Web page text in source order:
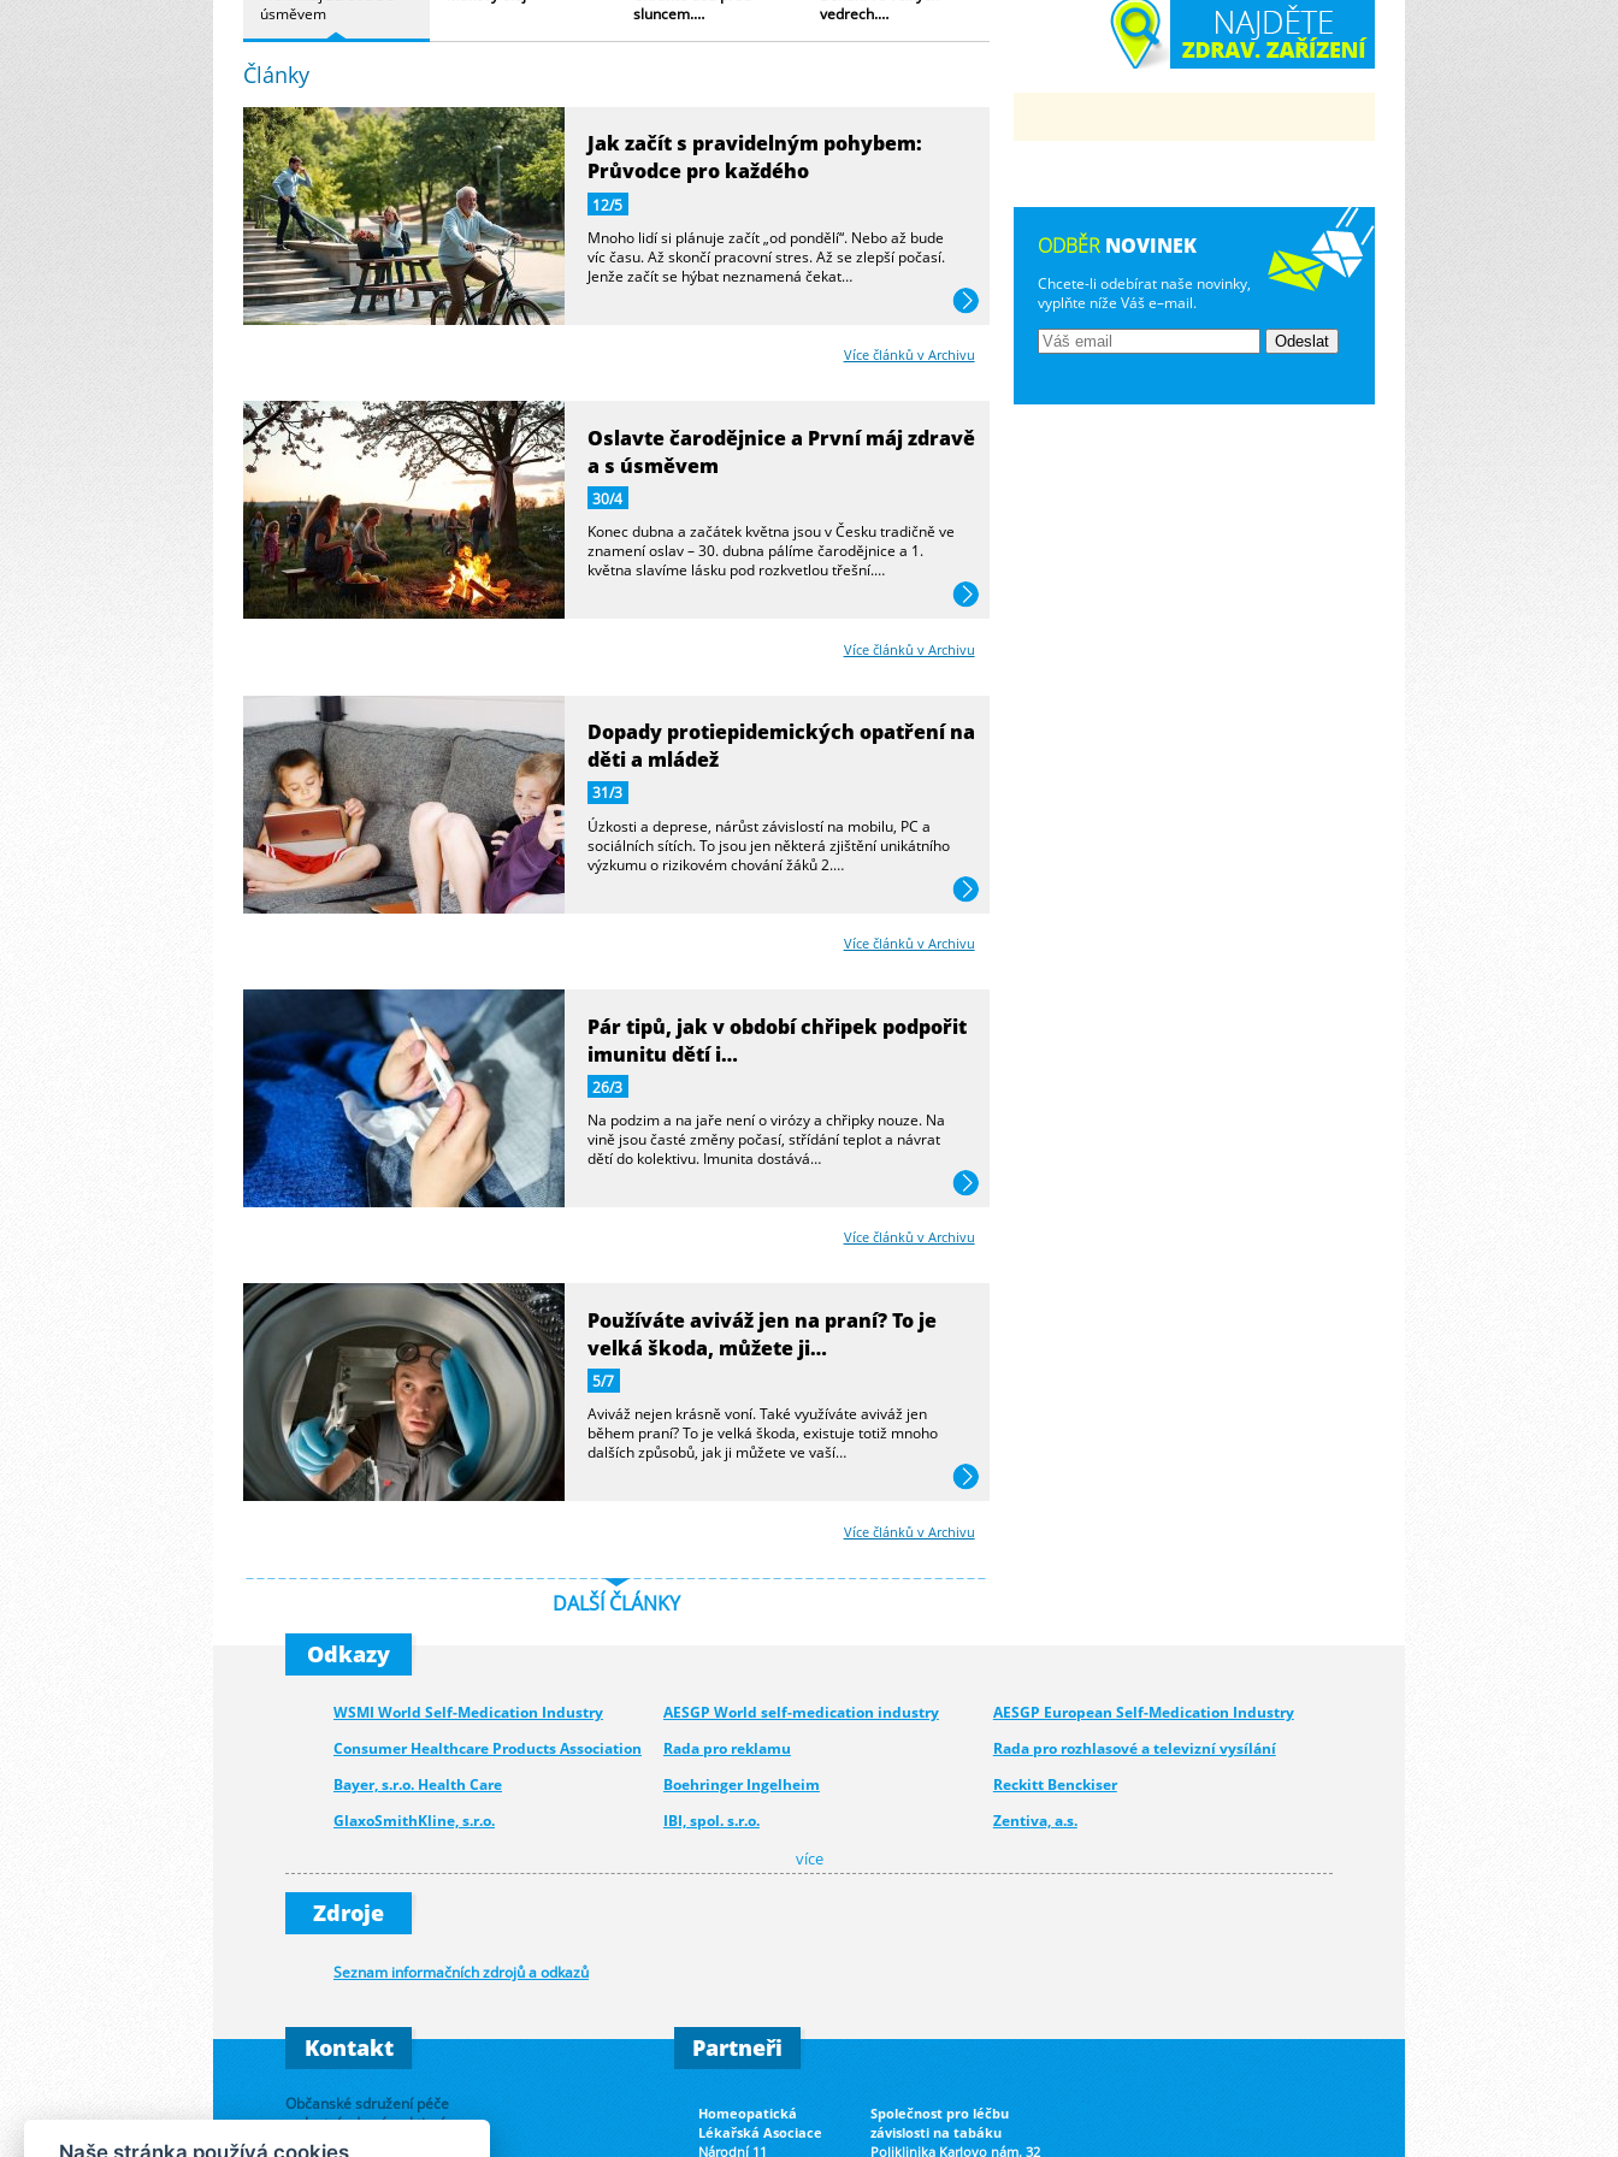
Běžné nemoci
vedrech.…
estrogenu a…
Články
Jak začít s pravidelným pohybem:
Průvodce pro každého
12/5
Mnoho lidí si plánuje začít „od pondělí“. Nebo až bude
víc času. Až skončí pracovní stres. Až se zlepší počasí.
Jenže začít se hýbat neznamená čekat…
více
Více článků v Archivu
Oslavte čarodějnice a První máj zdravě
a s úsměvem
30/4
Konec dubna a začátek května jsou v Česku tradičně ve
znamení oslav – 30. dubna pálíme čarodějnice a 1.
května slavíme lásku pod rozkvetlou třešní.…
více
Více článků v Archivu
Dopady protiepidemických opatření na
děti a mládež
31/3
Úzkosti a deprese, nárůst závislostí na mobilu, PC a
sociálních sítích. To jsou jen některá zjištění unikátního
výzkumu o rizikovém chování žáků 2.…
více
Více článků v Archivu
Pár tipů, jak v období chřipek podpořit
imunitu dětí i…
26/3
Na podzim a na jaře není o virózy a chřipky nouze. Na
vině jsou časté změny počasí, střídání teplot a návrat
dětí do kolektivu. Imunita dostává…
více
Více článků v Archivu
Používáte aviváž jen na praní? To je
velká škoda, můžete ji…
5/7
Aviváž nejen krásně voní. Také využíváte aviváž jen
během praní? To je velká škoda, existuje totiž mnoho
dalších způsobů, jak ji můžete ve vaší…
Více článků v Archivu
DALŠÍ ČLÁNKY
ODBĚR NOVINEK
Chcete-li odebírat naše novinky,
vyplňte níže Váš e–mail.
Odkazy
WSMI World Self-Medication Industry AESGP World self-medication industry
AESGP European Self-Medication Industry
Consumer Healthcare Products Association
Rada pro reklamu
Rada pro rozhlasové a televizní vysílání
Bayer, s.r.o. Health Care
Boehringer Ingelheim
Reckitt Benckiser
GlaxoSmithKline, s.r.o.
IBI, spol. s.r.o.
Zentiva, a.s.
Novartis s.r.o.
Walmark, a.s.
více
Zdroje
Seznam informačních zdrojů a odkazů
Kontakt
Občanské sdružení péče
o vlastní zdraví a aktivní
život
Partneři
Homeopatická
Lékařská Asociace
Národní 11
Společnost pro léčbu
závislosti na tabáku
Poliklinika Karlovo nám. 32